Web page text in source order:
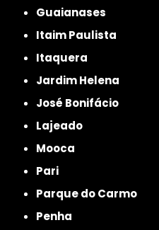
Guaianases
Itaim Paulista
Itaquera
Jardim Helena
José Bonifácio
Lajeado
Mooca
Pari
Parque do Carmo
Penha